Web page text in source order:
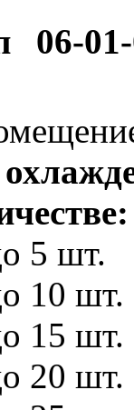
5 шт.
10 шт.
15 шт.
20 шт.